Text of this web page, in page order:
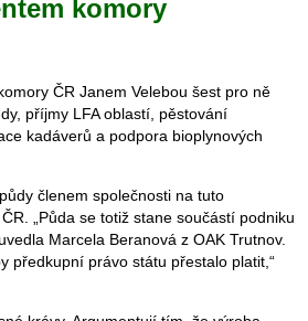
komory
ČR Janem Velebou šest pro ně
příjmy LFA oblastí, pěstování
kadáverů a podpora bioplynových
členem společnosti na tuto
„Půda se totiž stane součástí podniku
Marcela Beranová z OAK Trutnov.
předkupní právo státu přestalo platit,“